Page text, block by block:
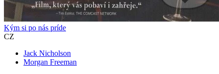
Kým si po nás príde
CZ
Jack Nicholson
Morgan Freeman